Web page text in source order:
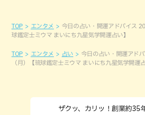
TOP エンタメ
今日の占い・開運アドバイス
球鑑定士ミウマ まいにち九星気学開運占い】
TOP エンタメ 占い
今日の占い・開運アド
（月）【琉球鑑定士ミウマ まいにち九星気学開運占
ザクッ、カリッ！創業約35